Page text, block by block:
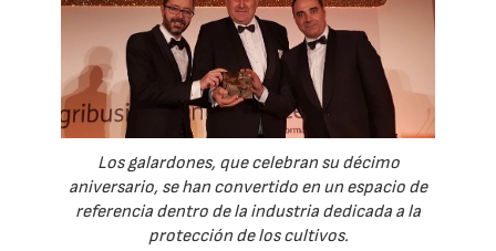
Los galardones, que celebran su décimo
aniversario, se han convertido en un espacio de
referencia dentro de la industria dedicada a la
protección de los cultivos.